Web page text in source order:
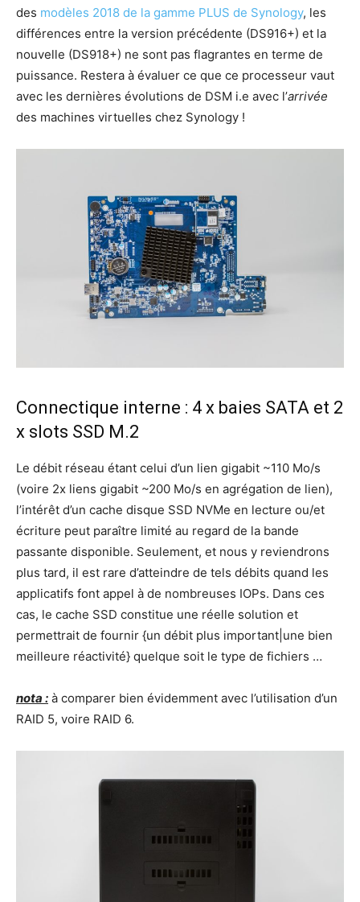
des modèles 2018 de la gamme PLUS de Synology, les
différences entre la version précédente (DS916+) et la
nouvelle (DS918+) ne sont pas flagrantes en terme de
puissance. Restera à évaluer ce que ce processeur vaut
avec les dernières évolutions de DSM i.e avec l’arrivée
des machines virtuelles chez Synology !
Connectique interne : 4 x baies SATA et 2
x slots SSD M.2
Le débit réseau étant celui d’un lien gigabit ~110 Mo/s
(voire 2x liens gigabit ~200 Mo/s en agrégation de lien),
l’intérêt d’un cache disque SSD NVMe en lecture ou/et
écriture peut paraître limité au regard de la bande
passante disponible. Seulement, et nous y reviendrons
plus tard, il est rare d’atteindre de tels débits quand les
applicatifs font appel à de nombreuses IOPs. Dans ces
cas, le cache SSD constitue une réelle solution et
permettrait de fournir {un débit plus important|une bien
meilleure réactivité} quelque soit le type de fichiers …
nota : à comparer bien évidemment avec l’utilisation d’un
RAID 5, voire RAID 6.